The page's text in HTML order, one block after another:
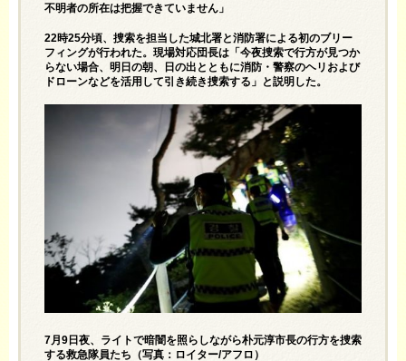
不明者の所在は把握できていません」
22時25分頃、捜索を担当した城北署と消防署による初のブリー
フィングが行われた。現場対応団長は「今夜捜索で行方が見つか
らない場合、明日の朝、日の出とともに消防・警察のヘリおよび
ドローンなどを活用して引き続き捜索する」と説明した。
7月9日夜、ライトで暗闇を照らしながら朴元淳市長の行方を捜索
する救急隊員たち（写真：ロイター/アフロ）